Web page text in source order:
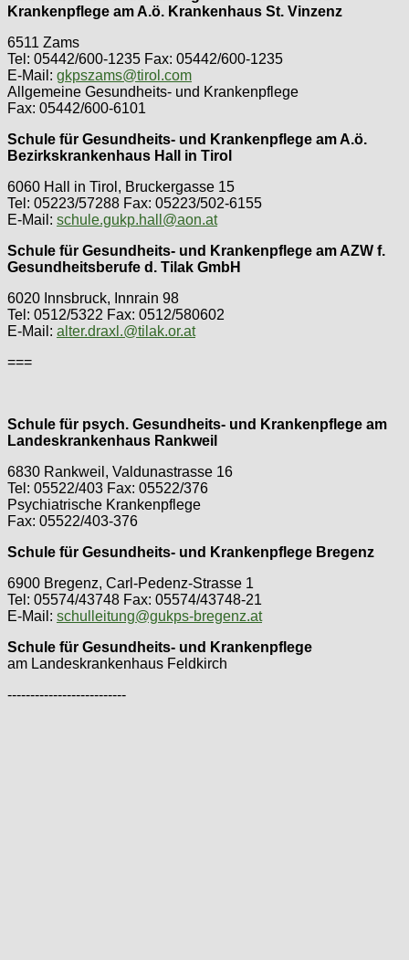
Krankenpflege am A.ö. Krankenhaus St. Vinzenz
6511 Zams
Tel: 05442/600-1235 Fax: 05442/600-1235
E-Mail: gkpszams@tirol.com
Allgemeine Gesundheits- und Krankenpflege
Fax: 05442/600-6101
Schule für Gesundheits- und Krankenpflege am A.ö.
Bezirkskrankenhaus Hall in Tirol
6060 Hall in Tirol, Bruckergasse 15
Tel: 05223/57288 Fax: 05223/502-6155
E-Mail: schule.gukp.hall@aon.at
Schule für Gesundheits- und Krankenpflege am AZW f.
Gesundheitsberufe d. Tilak GmbH
6020 Innsbruck, Innrain 98
Tel: 0512/5322 Fax: 0512/580602
E-Mail: alter.draxl.@tilak.or.at
===
Schule für psych. Gesundheits- und Krankenpflege am
Landeskrankenhaus Rankweil
6830 Rankweil, Valdunastrasse 16
Tel: 05522/403 Fax: 05522/376
Psychiatrische Krankenpflege
Fax: 05522/403-376
Schule für Gesundheits- und Krankenpflege Bregenz
6900 Bregenz, Carl-Pedenz-Strasse 1
Tel: 05574/43748 Fax: 05574/43748-21
E-Mail: schulleitung@gukps-bregenz.at
Schule für Gesundheits- und Krankenpflege
am Landeskrankenhaus Feldkirch
--------------------------